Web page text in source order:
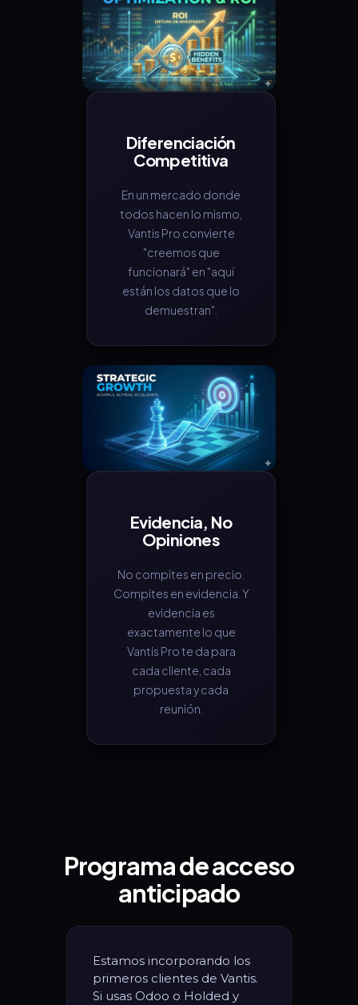
Diferenciación
Competitiva
En un mercado donde
todos hacen lo mismo,
Vantis Pro convierte
"creemos que
funcionará" en "aquí
están los datos que lo
demuestran".
Evidencia, No
Opiniones
No compites en precio.
Compites en evidencia. Y
evidencia es
exactamente lo que
Vantis Pro te da para
cada cliente, cada
propuesta y cada
reunión.
Programa de acceso
anticipado
Estamos incorporando los
primeros clientes de Vantis.
Si usas Odoo o Holded y